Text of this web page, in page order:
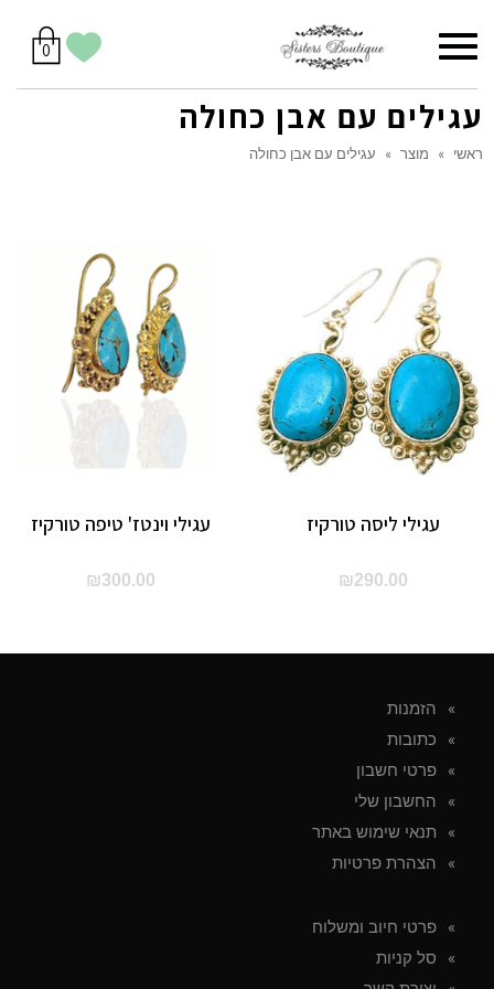
יש
לך
0מוצרים
בסל
הווישליסט
תפריט
עגילים עם אבן כחולה
ראשי » מוצר » עגילים עם אבן כחולה
עגילי וינטז' טיפה טורקיז
₪300.00
עגילי ליסה טורקיז
₪290.00
הזמנות
כתובות
פרטי חשבון
החשבון שלי
תנאי שימוש באתר
הצהרת פרטיות
פרטי חיוב ומשלוח
סל קניות